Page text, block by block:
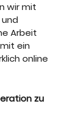
wir mit
Arbeit
ein
online
zu